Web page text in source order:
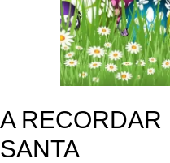
A RECORDAR
SANTA